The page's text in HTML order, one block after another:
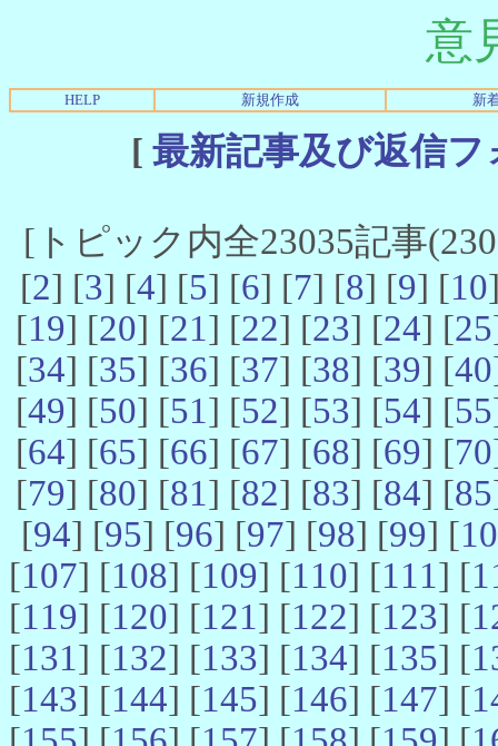
意
HELP 新規作成 新
[ 最新記事及び返信
[トピック内全23035記事
[2] [3] [4] [5] [6] [7] [8] [9] [10
[19] [20] [21] [22] [23] [24] [25
[34] [35] [36] [37] [38] [39] [40
[49] [50] [51] [52] [53] [54] [55
[64] [65] [66] [67] [68] [69] [70
[79] [80] [81] [82] [83] [84] [85
[94] [95] [96] [97] [98] [99] [
[107] [108] [109] [110] [111] [
[119] [120] [121] [122] [123] [
[131] [132] [133] [134] [135] [
[143] [144] [145] [146] [147] [